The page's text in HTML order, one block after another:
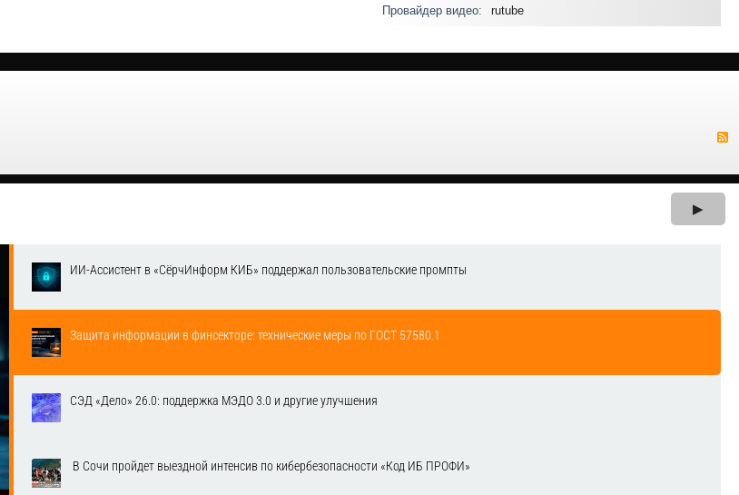
Провайдер видео:
rutube
▶
ИИ-Ассистент в «СёрчИнформ КИБ» поддержал пользовательские промпты
Защита информации в финсекторе: технические меры по ГОСТ 57580.1
СЭД «Дело» 26.0: поддержка МЭДО 3.0 и другие улучшения
​ В Сочи пройдет выездной интенсив по кибербезопасности «Код ИБ ПРОФИ»